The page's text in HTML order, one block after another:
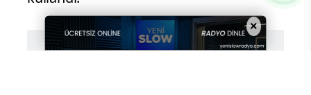
×